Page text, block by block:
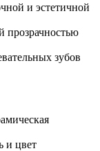
и эстетичной
прозрачностью
зубов
и цвет